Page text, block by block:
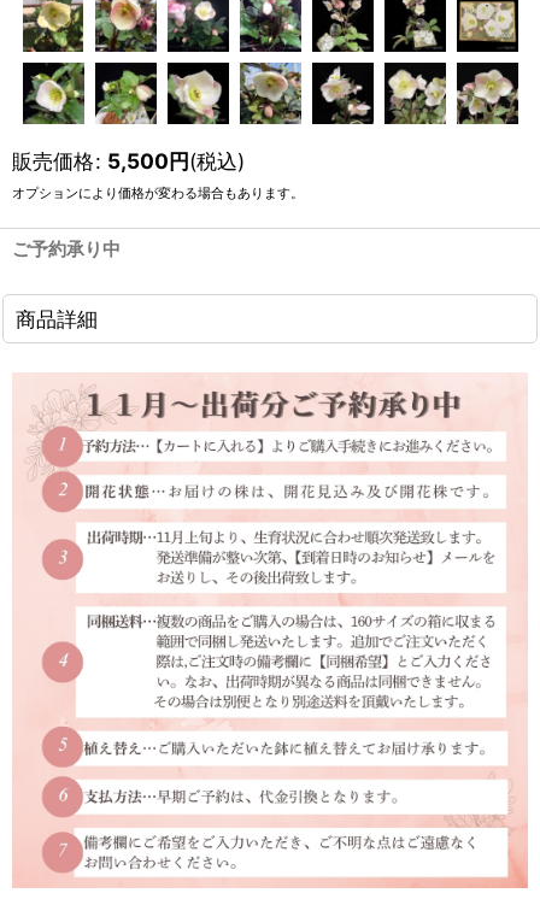
販売価格: 5,500円(税込)
オプションにより価格が変わる場合もあります。
ご予約承り中
商品詳細